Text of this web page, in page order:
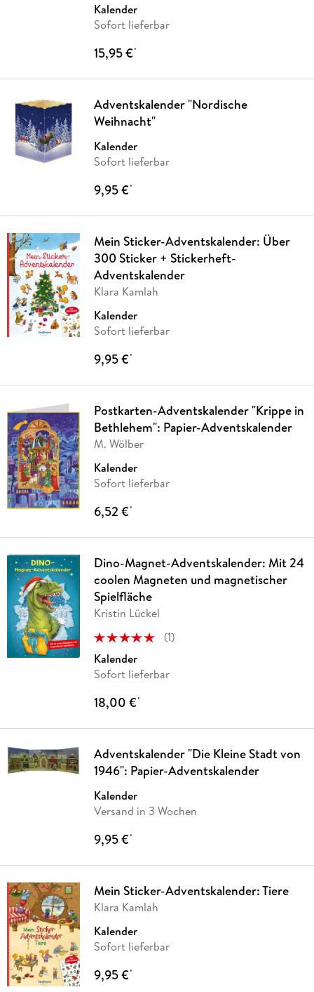
Kalender
Sofort lieferbar
15,95 €*
Adventskalender "Nordische
Weihnacht"
Kalender
Sofort lieferbar
9,95 €*
Mein Sticker-Adventskalender: Über
300 Sticker + Stickerheft-
Adventskalender
Klara Kamlah
Kalender
Sofort lieferbar
9,95 €*
Postkarten-Adventskalender "Krippe in
Bethlehem": Papier-Adventskalender
M. Wölber
Kalender
Sofort lieferbar
6,52 €*
Dino-Magnet-Adventskalender: Mit 24
coolen Magneten und magnetischer
Spielfläche
Kristin Lückel
(1)
Kalender
Sofort lieferbar
18,00 €*
Adventskalender "Die Kleine Stadt von
1946": Papier-Adventskalender
Kalender
Versand in 3 Wochen
9,95 €*
Mein Sticker-Adventskalender: Tiere
Klara Kamlah
Kalender
Sofort lieferbar
9,95 €*